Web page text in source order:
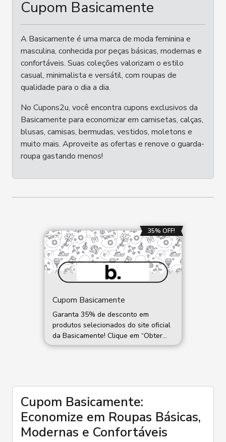
Cupom Basicamente
A Basicamente é uma marca de moda feminina e
masculina, conhecida por peças básicas, modernas e
confortáveis. Suas coleções valorizam o estilo
casual, minimalista e versátil, com roupas de
qualidade para o dia a dia.
No Cupons2u, você encontra cupons exclusivos da
Basicamente para economizar em camisetas, calças,
blusas, camisas, bermudas, vestidos, moletons e
muito mais. Aproveite as ofertas e renove o guarda-
roupa gastando menos!
35% OFF!
Cupom Basicamente
Garanta 35% de desconto em
produtos selecionados do site oficial
da Basicamente! Clique em “Obter
Código”, copie o cupom e você será
exclusiva. ⚠️ Oferta válida por tempo
limitado, sujeita a alterações sem
aviso prévio e enquanto durarem os
estoques.
Cupom Basicamente:
Economize em Roupas Básicas,
Modernas e Confortáveis